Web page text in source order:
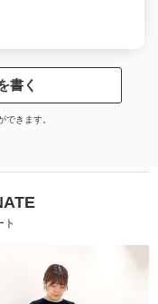
書く
できます。
ト